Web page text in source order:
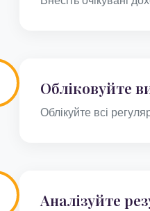
Обліковуйте
Облікуйте всі
Аналізуйте